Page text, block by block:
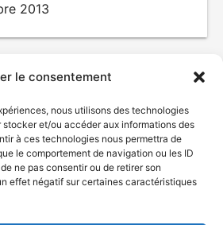
le consentement
nous utilisons des technologies
et/ou accéder aux informations des
à ces technologies nous permettra de
le comportement de navigation ou les ID
ne pas consentir ou de retirer son
effet négatif sur certaines caractéristiques
2013